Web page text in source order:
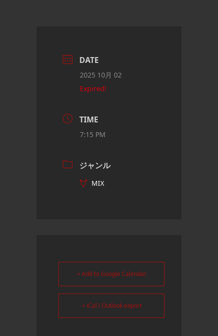
DATE
2025 10月 02
Expired!
TIME
7:15 PM
ジャンル
MIX
+ Add to Google Calendar
+ iCal / Outlook export